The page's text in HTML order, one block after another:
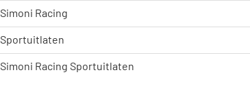
Simoni Racing
Sportuitlaten
Simoni Racing Sportuitlaten